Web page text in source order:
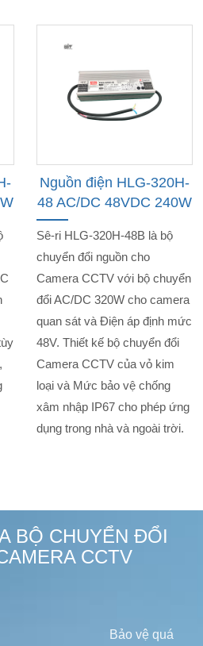
Nguồn điện HLG-320H-
48 AC/DC 48VDC 240W
Sê-ri HLG-320H-48B là bộ
chuyển đổi nguồn cho
Camera CCTV với bộ chuyển
đổi AC/DC 320W cho camera
quan sát và Điện áp định mức
48V. Thiết kế bộ chuyển đổi
Camera CCTV của vỏ kim
loại và Mức bảo vệ chống
xâm nhập IP67 cho phép ứng
dụng trong nhà và ngoài trời.
BỘ CHUYỂN ĐỔI
CCTV
Bảo vệ quá